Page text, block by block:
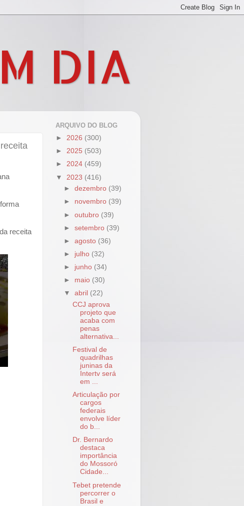
DIA
receita
ARQUIVO DO BLOG
► 2026 (300)
► 2025 (503)
► 2024 (459)
▼ 2023 (416)
►dezembro (39)
► novembro (39)
►outubro (39)
►setembro (39)
►agosto (36)
► julho (32)
► junho (34)
► maio (30)
▼abril (22)
CCJ aprova
projeto que
acaba com
penas
alternativa...
Festival de
quadrilhas
juninas da
Intertv será
em ...
Articulação por
cargos
federais
envolve líder
do b...
Dr. Bernardo
destaca
importância
do Mossoró
Cidade...
Tebet pretende
percorrer o
Brasil e